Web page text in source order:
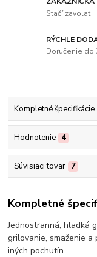
Stačí zavolať
RÝCHLE
Doručenie do
Kompletné špecifikácie
Hodnotenie 4
Súvisiaci tovar 7
Kompletné
Jednostranná, hladká
grilovanie, smaženie a
iných pochutín.